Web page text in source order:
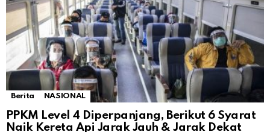
Berita NASIONAL
PPKM Level 4 Diperpanjang, Berikut 6 Syarat
Naik Kereta Api Jarak Jauh & Jarak Dekat